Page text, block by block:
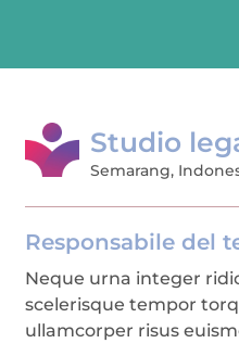
Studio
Semarang,
Responsabile del
Neque urna integer
scelerisque tempor
ullamcorper risus